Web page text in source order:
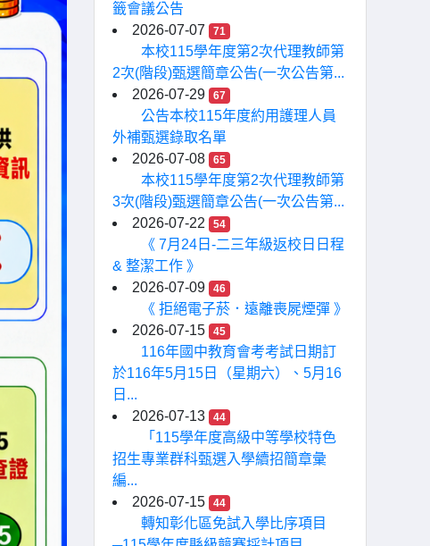
籤會議公告
2026-07-07
71
本校115學年度第2次代理教師第
2次(階段)甄選簡章公告(一次公告第...
2026-07-29
67
公告本校115年度約用護理人員
外補甄選錄取名單
2026-07-08
65
本校115學年度第2次代理教師第
3次(階段)甄選簡章公告(一次公告第...
2026-07-22
54
《 7月24日-二三年級返校日日程
& 整潔工作 》
2026-07-09
46
《 拒絕電子菸．遠離喪屍煙彈 》
2026-07-15
45
116年國中教育會考考試日期訂
於116年5月15日（星期六）、5月16
日...
2026-07-13
44
「115學年度高級中等學校特色
招生專業群科甄選入學續招簡章彙
編...
2026-07-15
44
轉知彰化區免試入學比序項目